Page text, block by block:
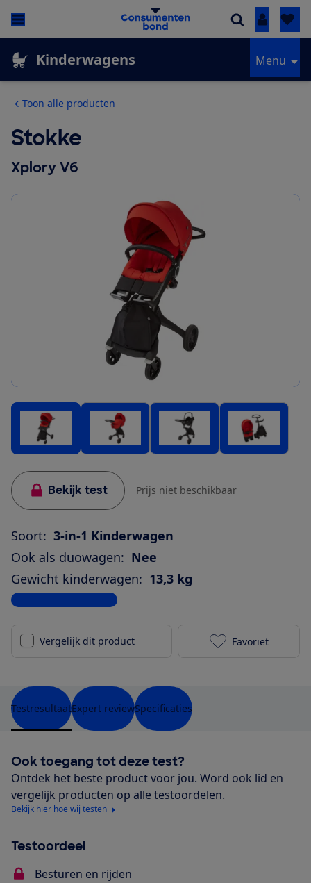
Inloggen
Kinderwagens Menu
Toon alle producten
Stokke
Xplory V6
Bekijk test Prijs niet beschikbaar
Soort: 3-in-1 Kinderwagen
Ook als duowagen: Nee
Gewicht kinderwagen: 13,3 kg
Bekijk alle specificaties
Vergelijk dit product Stokke
Favoriet
TestresultaatExpert reviewSpecificaties
Ook toegang tot deze test?
Ontdek het beste product voor jou. Word ook lid en
vergelijk producten op alle testoordelen.
Bekijk hier hoe wij testen
Testoordeel
Besturen en rijden